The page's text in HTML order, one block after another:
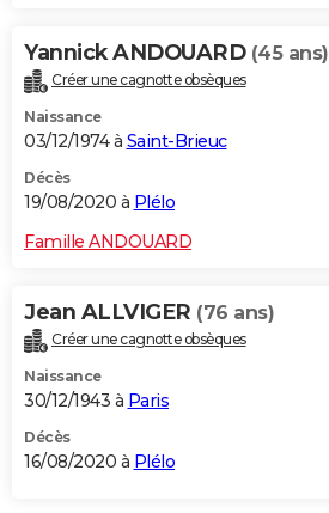
Yannick ANDOUARD (45 ans)
Créer une cagnotte obsèques
Naissance
03/12/1974 à Saint-Brieuc
Décès
19/08/2020 à Plélo
Famille ANDOUARD
Jean ALLVIGER (76 ans)
Créer une cagnotte obsèques
Naissance
30/12/1943 à Paris
Décès
16/08/2020 à Plélo